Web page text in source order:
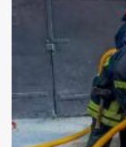
обставини
травмування
хлопчиків
час
вибуху